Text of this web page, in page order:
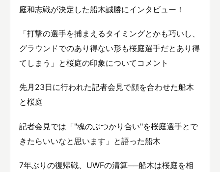
庭和志戦が決定した船木誠勝にインタビュー！
「打撃の選手を捕まえるタイミングとかも巧いし、
グラウンドでのあり得ない形も桜庭選手だとあり得
てしまう」と桜庭の印象についてコメント
先月23日に行われた記者会見で顔を合わせた船木
と桜庭
記者会見では「"魂のぶつかり合い"を桜庭選手とで
きたらいいなと思います」と語った船木
7年ぶりの復帰戦、UWFの清算──船木は桜庭を相